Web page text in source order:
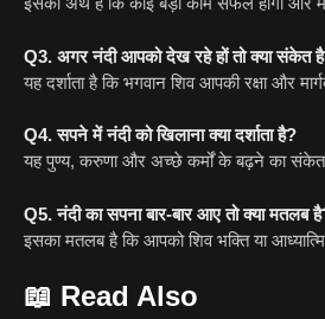
Q3. अगर नंदी आपको देख रहे हों तो क्या संकेत
यह दर्शाता है कि भगवान शिव आपकी रक्षा और
Q4. सपने में नंदी को खिलाना क्या दर्शाता है?
यह पुण्य, करुणा और अच्छे कर्मों के बढ़ने का संकेत
Q5. नंदी का सपना बार-बार आए तो क्या मतलब
इसका मतलब है कि आपको शिव भक्ति या
📖 Read Also